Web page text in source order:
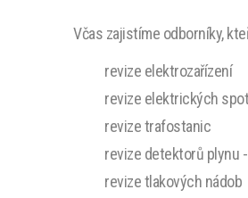
Včas zajistíme odborníky,
revize elektrozařízení
revize elektrických
revize trafostanic
revize detektorů plynu
revize tlakových nádob